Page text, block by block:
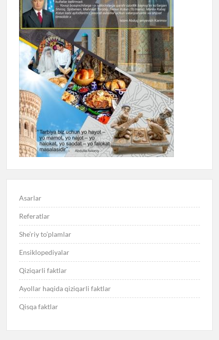
Asarlar
Referatlar
She’riy to’plamlar
Ensiklopediyalar
Qiziqarli faktlar
Ayollar haqida qiziqarli faktlar
Qisqa faktlar